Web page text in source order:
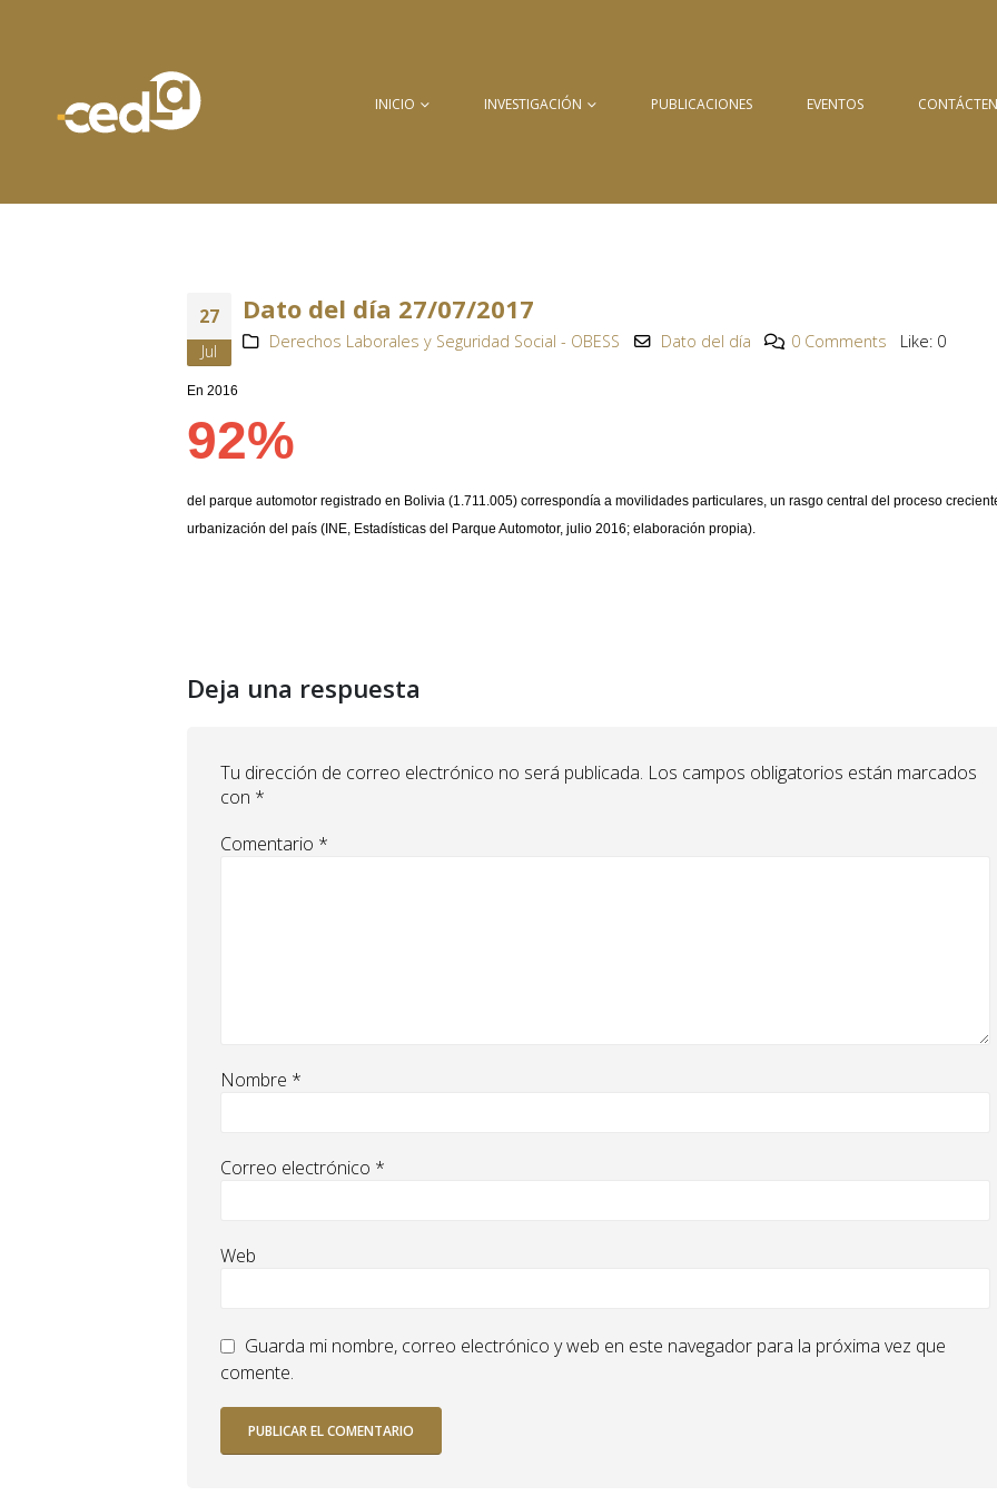
INICIO INVESTIGACIÓN PUBLICACIONES EVENTOS
27
Jul
Dato del día 27/07/2017
Derechos Laborales y Seguridad Social - OBESS Dato del día 0 Comments Like: 0
En 2016
92%
del parque automotor registrado en Bolivia (1.711.005) correspondía a movilidades particulares, un rasgo central del proceso
urbanización del país (INE, Estadísticas del Parque Automotor, julio 2016; elaboración propia).
Deja una respuesta
Tu dirección de correo electrónico no será publicada. Los campos obligatorios están marcados
con *
Comentario *
Nombre *
Correo electrónico *
Web
Guarda mi nombre, correo electrónico y web en este navegador para la próxima vez que
comente.